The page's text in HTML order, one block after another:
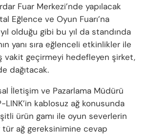
Fuar Merkezi’nde yapılacak
Eğlence ve Oyun Fuarı’na
olduğu gibi bu yıl da standında
yanı sıra eğlenceli etkinlikler ile
vakit geçirmeyi hedefleyen şirket,
dağıtacak.
İletişim ve Pazarlama Müdürü
LINK’in kablosuz ağ konusunda
ürün gamı ile oyun severlerin
tür ağ gereksinimine cevap